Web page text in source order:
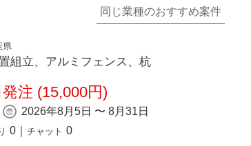
同じ業種のおすすめ案件
県
組立、アルミフェンス、杭
発注 (15,000円)
2026年8月5日 〜 8月31日
0 チャット 0